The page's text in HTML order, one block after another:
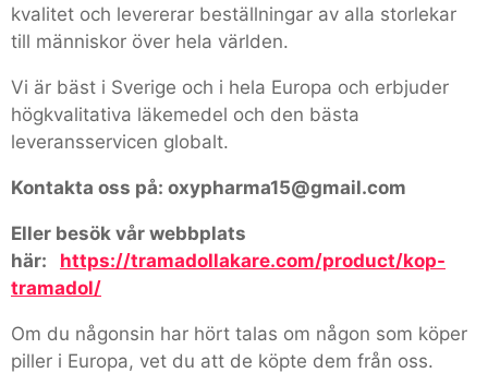
kvalitet och levererar beställningar av alla storlekar
till människor över hela världen.
Vi är bäst i Sverige och i hela Europa och erbjuder
högkvalitativa läkemedel och den bästa
leveransservicen globalt.
Kontakta oss på: oxypharma15@gmail.com
Eller besök vår webbplats
här: https://tramadollakare.com/product/kop-
tramadol/
Om du någonsin har hört talas om någon som köper
piller i Europa, vet du att de köpte dem från oss.